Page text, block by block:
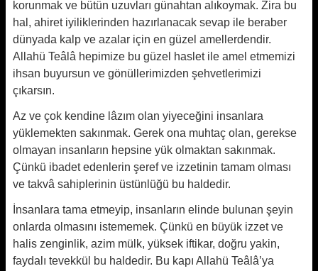
korunmak ve bütün uzuvları günahtan alıkoymak. Zira bu
hal, ahiret iyiliklerinden hazırlanacak sevap ile beraber
dünyada kalp ve azalar için en güzel amellerdendir.
Allahü Teâlâ hepimize bu güzel haslet ile amel etmemizi
ihsan bu­yursun ve gönüllerimizden şehvetlerimizi
çıkarsın.
Az ve çok kendine lâzım olan yiyeceğini insanlara
yüklemekten sakınmak. Gerek ona muhtaç olan, gerekse
olmayan insanların hepsine yük olmaktan sakınmak.
Çünkü ibadet edenlerin şeref ve izzetinin tamam olması
ve takvâ sahiplerinin üstünlüğü bu haldedir.
İnsanlara tama etmeyip, insanların elinde bulunan şeyin
onlarda olmasını istememek. Çünkü en büyük izzet ve
halis zenginlik, azim mülk, yüksek iftikar, doğru yakin,
faydalı tevekkül bu haldedir. Bu kapı Allahü Teâlâ’ya